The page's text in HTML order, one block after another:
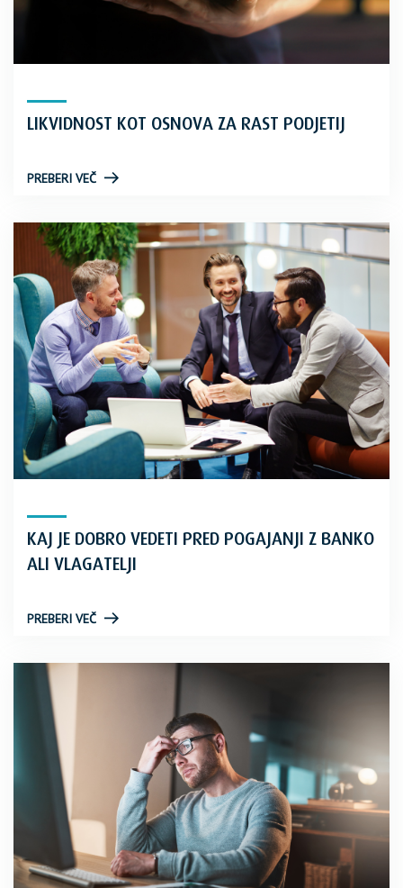
LIKVIDNOST KOT OSNOVA ZA RAST PODJETIJ
PREBERI VEČ
KAJ JE DOBRO VEDETI PRED POGAJANJI Z BANKO
ALI VLAGATELJI
PREBERI VEČ